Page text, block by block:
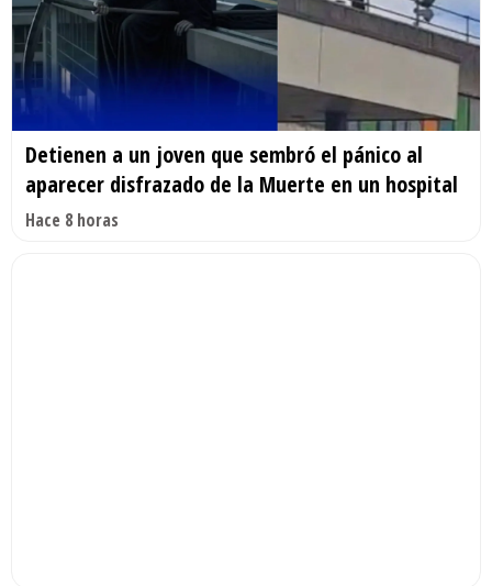
Detienen a un joven que sembró el pánico al
aparecer disfrazado de la Muerte en un hospital
Hace 8 horas